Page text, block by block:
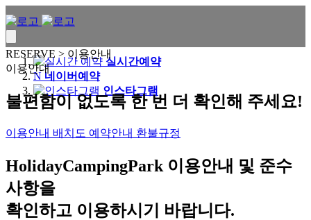
실시간예약
N 네이버예약
인스타그램
RESERVE > 이용안내
이용안내
불편함이 없도록 한 번 더 확인해 주세요!
이용안내 배치도 예약안내 환불규정
HolidayCampingPark 이용안내 및 준수
사항을
확인하고 이용하시기 바랍니다.